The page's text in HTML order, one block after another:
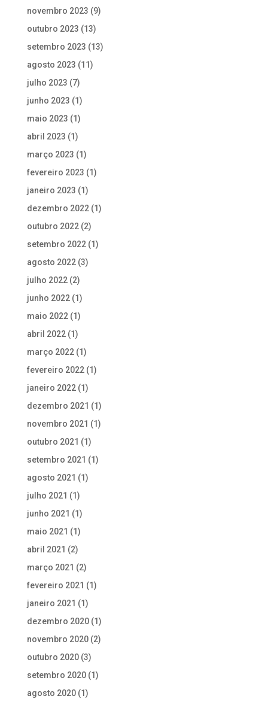
novembro 2023 (9)
outubro 2023 (13)
setembro 2023 (13)
agosto 2023 (11)
julho 2023 (7)
junho 2023 (1)
maio 2023 (1)
abril 2023 (1)
março 2023 (1)
fevereiro 2023 (1)
janeiro 2023 (1)
dezembro 2022(1)
outubro 2022(2)
setembro 2022(1)
agosto 2022(3)
julho 2022(2)
junho 2022(1)
maio 2022(1)
abril 2022(1)
março 2022(1)
fevereiro 2022(1)
janeiro 2022(1)
dezembro 2021 (1)
novembro 2021 (1)
outubro 2021 (1)
setembro 2021 (1)
agosto 2021 (1)
julho 2021 (1)
junho 2021 (1)
maio 2021 (1)
abril 2021 (2)
março 2021 (2)
fevereiro 2021 (1)
janeiro 2021 (1)
dezembro 2020(1)
novembro 2020(2)
outubro 2020(3)
setembro 2020(1)
agosto 2020(1)